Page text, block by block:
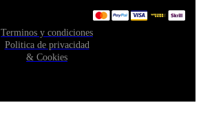
Terminos y condiciones
Politica de privacidad
& Cookies